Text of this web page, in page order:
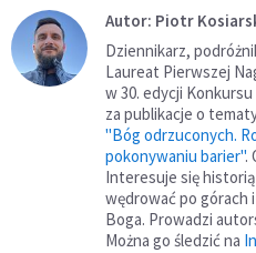
Autor: Piotr
Dziennikarz,
Laureat Pierwszej
w 30. edycji
za publikacje o
"Bóg odrzuconych.
pokonywaniu barier".
Interesuje się
wędrować po górach
Boga. Prowadzi
Można go śledzić na